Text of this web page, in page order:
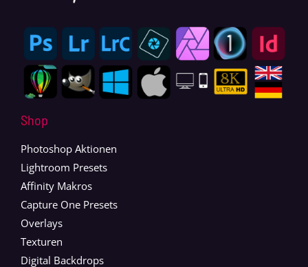
Shop
Photoshop Aktionen
Lightroom Presets
Affinity Makros
Capture One Presets
Overlays
Texturen
Digital Backdrops